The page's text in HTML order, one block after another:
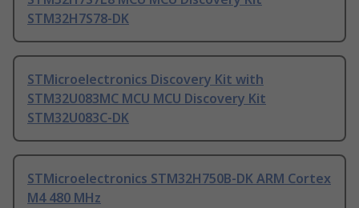
STM32H7S78-DK
STMicroelectronics Discovery Kit with
STM32U083MC MCU MCU Discovery Kit
STM32U083C-DK
STMicroelectronics STM32H750B-DK ARM Cortex
M4 480 MHz